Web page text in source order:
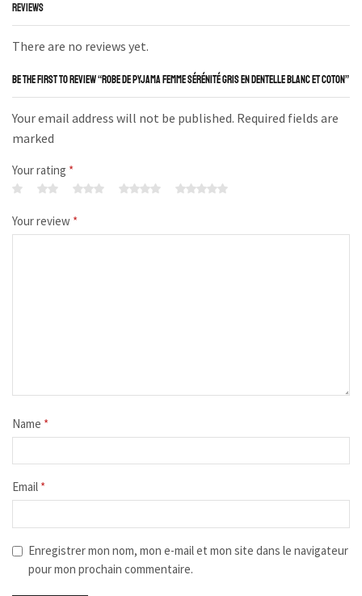
REVIEWS
There are no reviews yet.
BE THE FIRST TO REVIEW “ROBE DE PYJAMA FEMME SÉRÉNITÉ GRIS EN DENTELLE BLANC ET COTON”
Your email address will not be published. Required fields are
marked
Your rating *
Your review *
Name *
Email *
Enregistrer mon nom, mon e-mail et mon site dans le navigateur
pour mon prochain commentaire.